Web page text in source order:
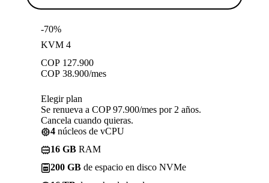
-70%
KVM 4
COP 127.900
COP 38.900/mes
Elegir plan
Se renueva a COP 97.900/mes por 2 años.
Cancela cuando quieras.
4 núcleos de vCPU
16 GB RAM
200 GB de espacio en disco NVMe